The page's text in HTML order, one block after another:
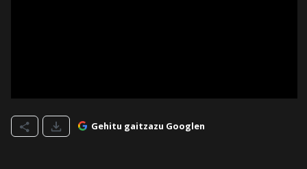
Gehitu gaitzazu Googlen